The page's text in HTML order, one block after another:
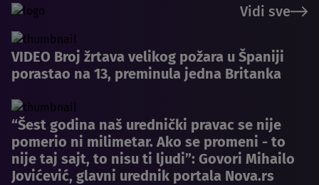
Vidi sve
VIDEO Broj žrtava velikog požara u Španiji
porastao na 13, preminula jedna Britanka
“Šest godina naš urednički pravac se nije
pomerio ni milimetar. Ako se promeni - to
nije taj sajt, to nisu ti ljudi”: Govori Mihailo
Jovićević, glavni urednik portala Nova.rs